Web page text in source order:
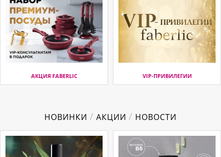
АКЦИЯ FABERLIC VIP-ПРИВИЛЕГИИ
НОВИНКИ / АКЦИИ / НОВОСТИ